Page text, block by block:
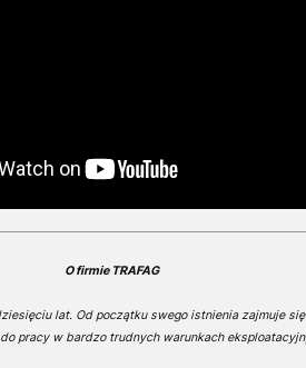
O firmie TRAFAG
lat. Od początku swego istnienia zajmuje
pracy w bardzo trudnych warunkach